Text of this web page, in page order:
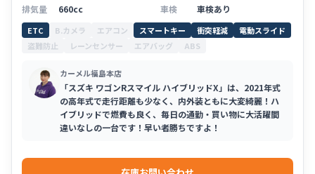
排気量
660cc 車検 車検あり
ETC B.カメラ エアコン スマートキー 衝突軽減
電動スライド
盗難防止
レーンセンサー エアバッグ ABS
カーメル福島本店
「スズキ ワゴンRスマイル ハイブリッドX」は、2021年式
の高年式で走行距離も少なく、内外装ともに大変綺麗！ハ
イブリッドで燃費も良く、毎日の通勤・買い物に大活躍間
違いなしの一台です！早い者勝ちですよ！